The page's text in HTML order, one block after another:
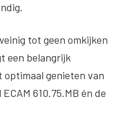
tot geen omkijken
een belangrijk
genieten van
610.75.MB én de